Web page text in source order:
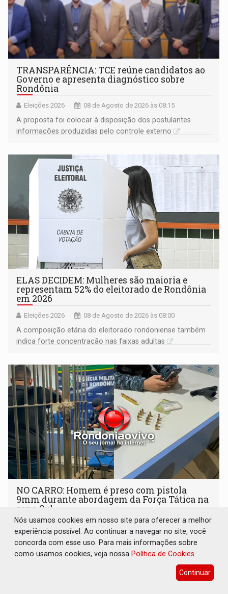
TRANSPARÊNCIA: TCE reúne candidatos ao
Governo e apresenta diagnóstico sobre
Rondônia
Eleições 2026 08 de Agosto de 2026 às 08:15
A proposta foi colocar à disposição dos postulantes
informações produzidas pelo controle externo
ELAS DECIDEM: Mulheres são maioria e
representam 52% do eleitorado de Rondônia
em 2026
Eleições 2026 08 de Agosto de 2026 às 08:00
A composição etária do eleitorado rondoniense também
indica forte concentração nas faixas adultas
NO CARRO: Homem é preso com pistola
9mm durante abordagem da Força Tática na
zona Sul
08 de Agosto de 2026 às 07:30
Acusado foi encaminhado ao Departamento de
Flagrantes
Nós usamos cookies em nosso site para oferecer a melhor
experiência possível. Ao continuar a navegar no site, você
concorda com esse uso. Para mais informações sobre
como usamos cookies, veja nossa Política de Cookies
Continuar